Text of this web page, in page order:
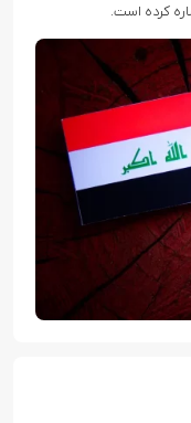
کرده است.